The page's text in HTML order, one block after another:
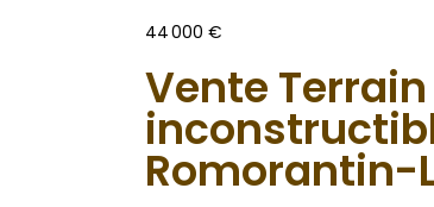
44 000 €
Vente Terrain
Romorantin-